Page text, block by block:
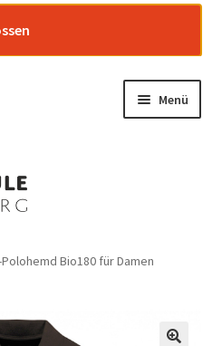
Menü
Bio180 für Damen